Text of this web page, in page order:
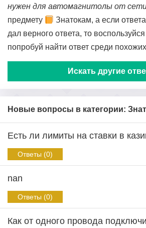
нужен для автомагнитолы от
предмету
Знатокам, а если
дал верного ответа, то
попробуй найти ответ среди
Искать другие
Новые вопросы в категории:
Есть ли лимиты на ставки в
Ответы (0)
nan
Ответы (0)
Как от одного провода